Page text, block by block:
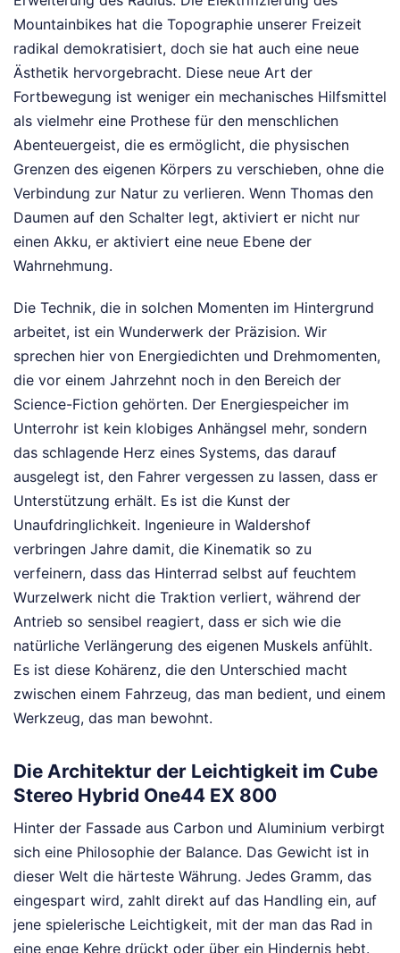
Mountainbikes hat die Topographie unserer Freizeit
radikal demokratisiert, doch sie hat auch eine neue
Ästhetik hervorgebracht. Diese neue Art der
Fortbewegung ist weniger ein mechanisches Hilfsmittel
als vielmehr eine Prothese für den menschlichen
Abenteuergeist, die es ermöglicht, die physischen
Grenzen des eigenen Körpers zu verschieben, ohne die
Verbindung zur Natur zu verlieren. Wenn Thomas den
Daumen auf den Schalter legt, aktiviert er nicht nur
einen Akku, er aktiviert eine neue Ebene der
Wahrnehmung.
Die Technik, die in solchen Momenten im Hintergrund
arbeitet, ist ein Wunderwerk der Präzision. Wir
sprechen hier von Energiedichten und Drehmomenten,
die vor einem Jahrzehnt noch in den Bereich der
Science-Fiction gehörten. Der Energiespeicher im
Unterrohr ist kein klobiges Anhängsel mehr, sondern
das schlagende Herz eines Systems, das darauf
ausgelegt ist, den Fahrer vergessen zu lassen, dass er
Unterstützung erhält. Es ist die Kunst der
Unaufdringlichkeit. Ingenieure in Waldershof
verbringen Jahre damit, die Kinematik so zu
verfeinern, dass das Hinterrad selbst auf feuchtem
Wurzelwerk nicht die Traktion verliert, während der
Antrieb so sensibel reagiert, dass er sich wie die
natürliche Verlängerung des eigenen Muskels anfühlt.
Es ist diese Kohärenz, die den Unterschied macht
zwischen einem Fahrzeug, das man bedient, und einem
Werkzeug, das man bewohnt.
Die Architektur der Leichtigkeit im Cube
Stereo Hybrid One44 EX 800
Hinter der Fassade aus Carbon und Aluminium verbirgt
sich eine Philosophie der Balance. Das Gewicht ist in
dieser Welt die härteste Währung. Jedes Gramm, das
eingespart wird, zahlt direkt auf das Handling ein, auf
jene spielerische Leichtigkeit, mit der man das Rad in
eine enge Kehre drückt oder über ein Hindernis hebt.